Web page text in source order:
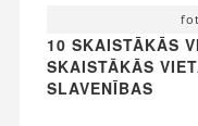
10 SKAISTĀKĀS
SKAISTĀKĀS
SLAVENĪBAS